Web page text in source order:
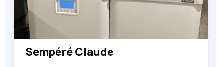
Sempéré Claude